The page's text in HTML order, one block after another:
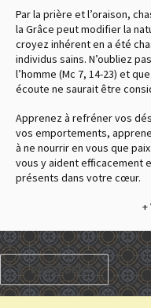
Par la prière et l’oraison,
la Grâce peut modifier la
croyez inhérent en a été
individus sains. N’oubliez
l’homme (Mc 7, 14-23) et
écoute ne saurait être
Apprenez à refréner vos
vos emportements,
à ne nourrir en vous que
vous y aident efficacement
présents dans votre cœur.
+
PRÉCÉDENT